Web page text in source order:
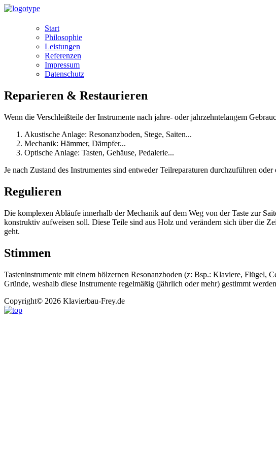
Start
Philosophie
Leistungen
Referenzen
Impressum
Datenschutz
Reparieren & Restaurieren
Wenn die Verschleißteile der Instrumente nach jahre- oder jahrzehntelangem
Akustische Anlage: Resonanzboden, Stege, Saiten...
Mechanik: Hämmer, Dämpfer...
Optische Anlage: Tasten, Gehäuse, Pedalerie...
Je nach Zustand des Instrumentes sind entweder Teilreparaturen durchzuführen
Regulieren
Die komplexen Abläufe innerhalb der Mechanik auf dem Weg von der Taste zur
konstruktiv aufweisen soll. Diese Teile sind aus Holz und verändern sich über die
geht.
Stimmen
Tasteninstrumente mit einem hölzernen Resonanzboden (z: Bsp.: Klaviere,
Gründe, weshalb diese Instrumente regelmäßig (jährlich oder mehr) gestimmt
Copyright© 2026 Klavierbau-Frey.de